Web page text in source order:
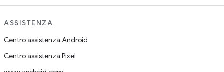
ASSISTENZA
Centro assistenza Android
Centro assistenza Pixel